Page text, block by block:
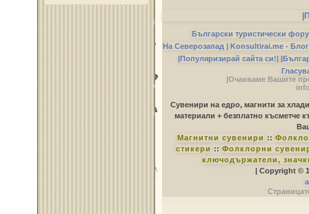
Български туристически
На Северозапад | Konsultirai.me -
|Популяризирай сайта си!|
|Очакваме Вашите
Сувенири на едро, магнити за
материали + безплатно късметче
Магнитни сувенири ::
стикери :: Фолклорни
ключодържатели,
| Copyright ©